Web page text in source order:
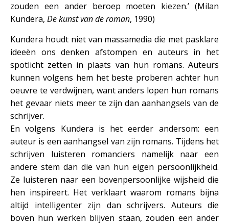
zouden een ander beroep moeten kiezen.’ (Milan
Kundera, De kunst van de roman, 1990)
Kundera houdt niet van massamedia die met pasklare
ideeën ons denken afstompen en auteurs in het
spotlicht zetten in plaats van hun romans. Auteurs
kunnen volgens hem het beste proberen achter hun
oeuvre te verdwijnen, want anders lopen hun romans
het gevaar niets meer te zijn dan aanhangsels van de
schrijver.
En volgens Kundera is het eerder andersom: een
auteur is een aanhangsel van zijn romans. Tijdens het
schrijven luisteren romanciers namelijk naar een
andere stem dan die van hun eigen persoonlijkheid.
Ze luisteren naar een bovenpersoonlijke wijsheid die
hen inspireert. Het verklaart waarom romans bijna
altijd intelligenter zijn dan schrijvers. Auteurs die
boven hun werken blijven staan, zouden een ander